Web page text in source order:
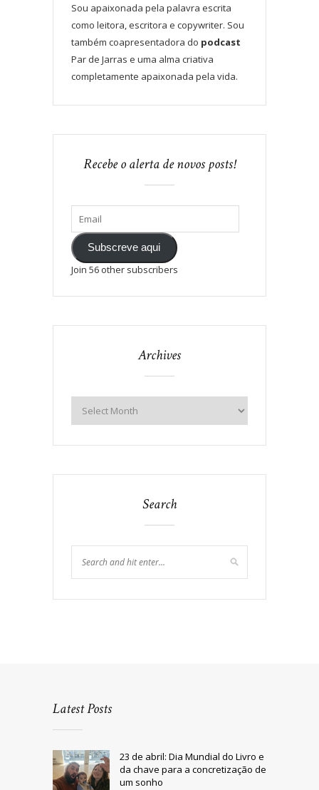
Sou apaixonada pela palavra escrita
como leitora, escritora e copywriter. Sou
também coapresentadora do podcast
Par de Jarras e uma alma criativa
completamente apaixonada pela vida.
Recebe o alerta de novos posts!
Subscreve aqui
Join 56 other subscribers
Archives
Search
Latest Posts
23 de abril: Dia Mundial do Livro e
da chave para a concretização de
um sonho